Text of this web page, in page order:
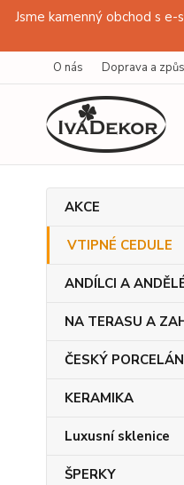
Jsme kamenný obchod s
O nás Doprava a
AKCE
VTIPNÉ CEDULE
ANDÍLCI A
NA TERASU A
ČESKÝ PORCELÁN
KERAMIKA
Luxusní sklenice
ŠPERKY